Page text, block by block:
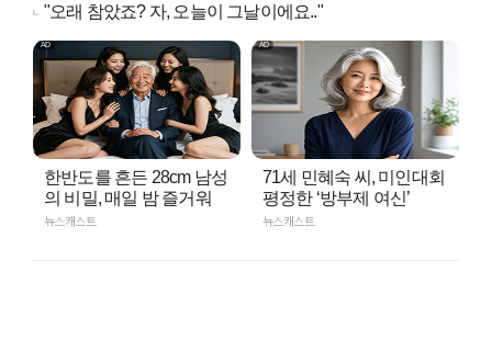
"오래 참았죠? 자, 오늘이 그날이에요.."
한반도를 흔든 28cm 남성
의 비밀, 매일 밤 즐거워
뉴스캐스트
71세 민혜숙 씨, 미인대회
평정한 ‘방부제 여신’
뉴스캐스트